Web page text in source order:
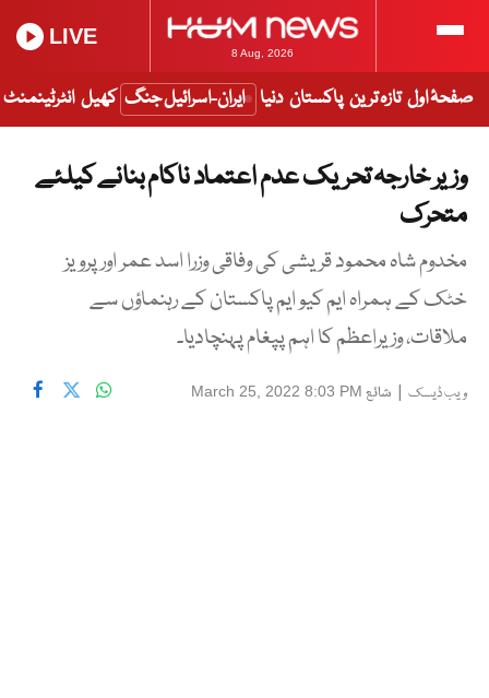
8 Aug, 2026
LIVE
صفحۂ اول تازہ ترین پاکستان دنیا ایران-اسرائیل جنگ کھیل انٹرٹینمنٹ
وزیر خارجہ تحریک عدم اعتماد ناکام بنانے کیلئے
متحرک
مخدوم شاہ محمود قریشی کی وفاقی وزرا اسد عمر اور پرویز
خٹک کے ہمراہ ایم کیو ایم پاکستان کے رہنماؤں سے
ملاقات، وزیراعظم کا اہم پپغام پہنچادیا۔
ویب ڈیسک | شائع March 25, 2022 8:03 PM